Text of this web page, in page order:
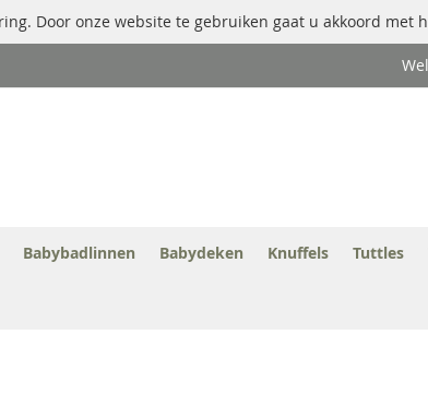
Door onze website te gebruiken gaat u akkoord met
Babybadlinnen Babydeken Knuffels Tuttles